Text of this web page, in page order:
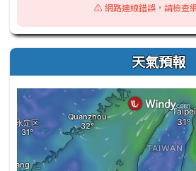
⚠️ 網路連線錯誤，請檢查
天氣預報